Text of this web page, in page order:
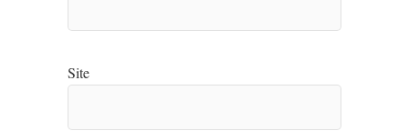
Site